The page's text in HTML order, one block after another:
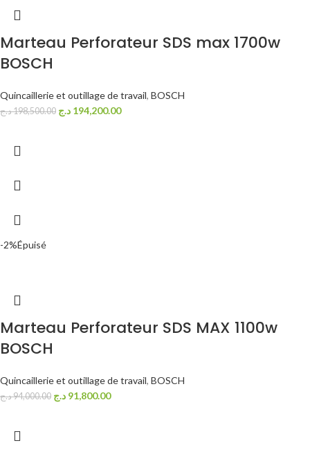
Marteau Perforateur SDS max 1700w
BOSCH
Quincaillerie et outillage de travail, BOSCH
198,500.00د.ج 194,200.00 د.ج
-2%Épuisé
Marteau Perforateur SDS MAX 1100w
BOSCH
Quincaillerie et outillage de travail, BOSCH
94,000.00د.ج 91,800.00 د.ج